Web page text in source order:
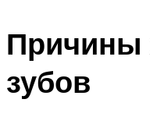
Причины
зубов